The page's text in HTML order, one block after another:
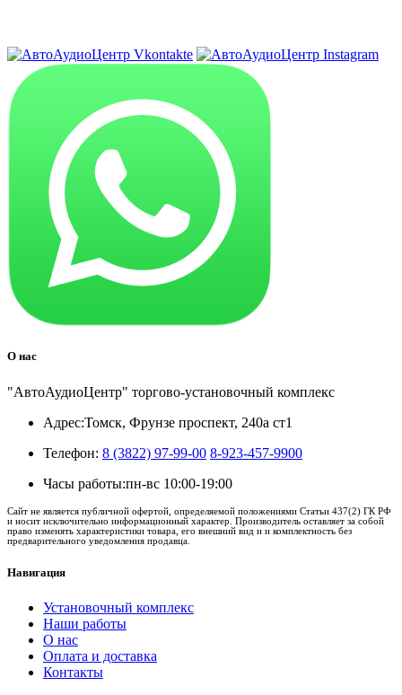
О нас
"АвтоАудиоЦентр" торгово-установочный комплекс
Адрес:Томск, Фрунзе проспект, 240а ст1
Телефон: 8 (3822) 97-99-00 8-923-457-9900
Часы работы:пн-вс 10:00-19:00
Сайт не является публичной офертой, определяемой положениями Статьи 437(2) ГК РФ
и носит исключительно информационный характер. Производитель оставляет за собой
право изменять характеристики товара, его внешний вид и и комплектность без
предварительного уведомления продавца.
Навигация
Установочный комплекс
Наши работы
О нас
Оплата и доставка
Контакты